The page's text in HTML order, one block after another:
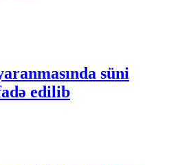
süni
edilib